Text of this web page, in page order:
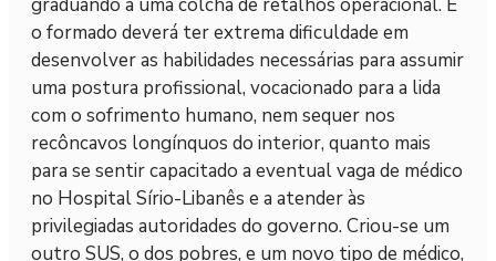
graduando a uma colcha de retalhos operacional. E
o formado deverá ter extrema dificuldade em
desenvolver as habilidades necessárias para assumir
uma postura profissional, vocacionado para a lida
com o sofrimento humano, nem sequer nos
recôncavos longínquos do interior, quanto mais
para se sentir capacitado a eventual vaga de médico
no Hospital Sírio-Libanês e a atender às
privilegiadas autoridades do governo. Criou-se um
outro SUS, o dos pobres, e um novo tipo de médico,